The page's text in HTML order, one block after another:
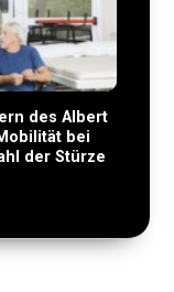
des Albert
bei
der Stürze